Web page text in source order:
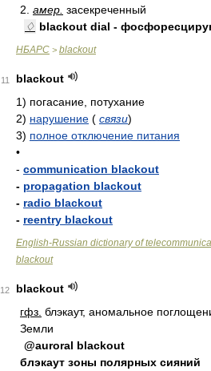
2. амер. засекреченный
♢ blackout dial -
НБАРС > blackout
11
blackout
1) погасание, потухание
2) нарушение ( связи)
3) полное отключение питания
•
- communication blackout
- propagation blackout
- radio blackout
- reentry blackout
English-Russian dictionary of
blackout
12
blackout
гфз. блэкаут, аномальное
Земли
@auroral blackout
блэкаут зоны полярных сияний